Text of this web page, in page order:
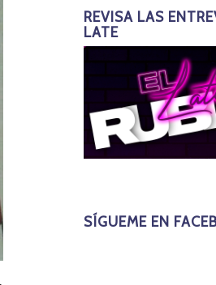
REVISA LAS
LATE
SÍGUEME EN